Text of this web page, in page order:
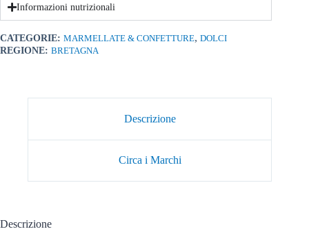
Informazioni nutrizionali
CATEGORIE: MARMELLATE & CONFETTURE, DOLCI
REGIONE: BRETAGNA
Descrizione
Circa i Marchi
Descrizione